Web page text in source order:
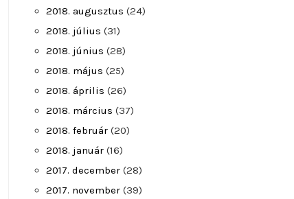
2018. augusztus (24)
2018. július (31)
2018. június (28)
2018. május (25)
2018. április (26)
2018. március (37)
2018. február (20)
2018. január (16)
2017. december (28)
2017. november (39)